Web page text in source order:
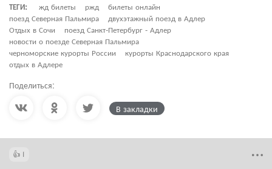
ТЕГИ:
жд билеты ржд
билеты онлайн
поезд Северная Пальмира
двухэтажный поезд в Адлер
Отдых в Сочи
поезд Санкт-Петербург - Адлер
новости о поезде Северная Пальмира
черноморские курорты России
курорты Краснодарского края
отдых в Адлере
Поделиться:
В закладки
1